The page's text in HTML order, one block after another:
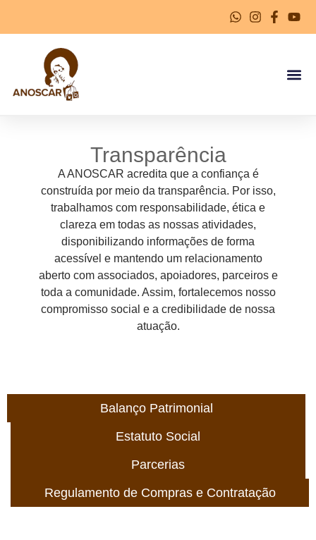
Transparência
A ANOSCAR acredita que a confiança é
construída por meio da transparência. Por isso,
trabalhamos com responsabilidade, ética e
clareza em todas as nossas atividades,
disponibilizando informações de forma
acessível e mantendo um relacionamento
aberto com associados, apoiadores, parceiros e
toda a comunidade. Assim, fortalecemos nosso
compromisso social e a credibilidade de nossa
atuação.
Balanço Patrimonial
Estatuto Social
Parcerias
Regulamento de Compras e Contratação